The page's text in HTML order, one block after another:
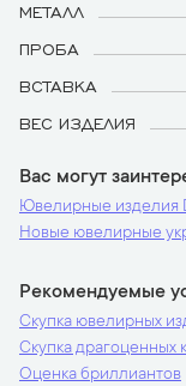
МЕТАЛЛ
ПРОБА
ВСТАВКА
ВЕС ИЗДЕЛИЯ
Вас могут
Ювелирные изделия
Новые ювелирные
Рекомендуемые
Скупка ювелирных
Скупка драгоценных
Оценка бриллиантов